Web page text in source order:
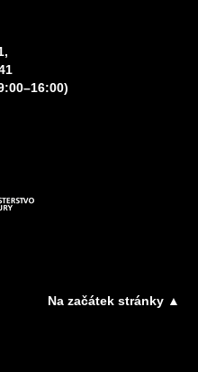
Na začátek stránky ▲